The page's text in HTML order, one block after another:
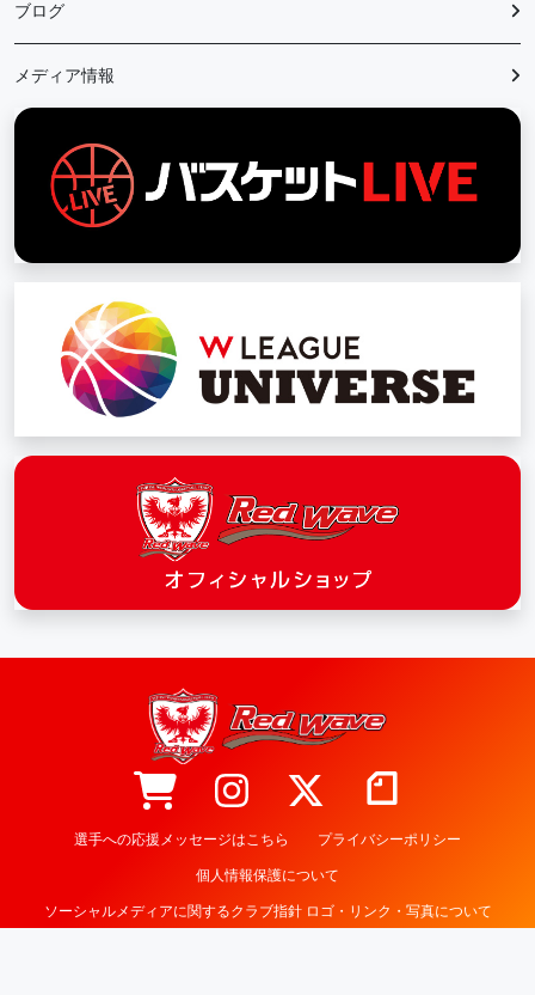
ブログ
メディア情報
選手への応援メッセージはこちら プライバシーポリシー
個人情報保護について
ソーシャルメディアに関するクラブ指針 ロゴ・リンク・写真について